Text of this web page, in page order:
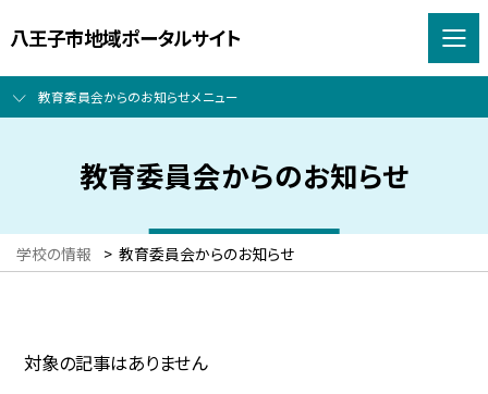
八王子市地域ポータルサイト
教育委員会からのお知らせメニュー
教育委員会からのお知らせ
学校の情報 > 教育委員会からのお知らせ
対象の記事はありません